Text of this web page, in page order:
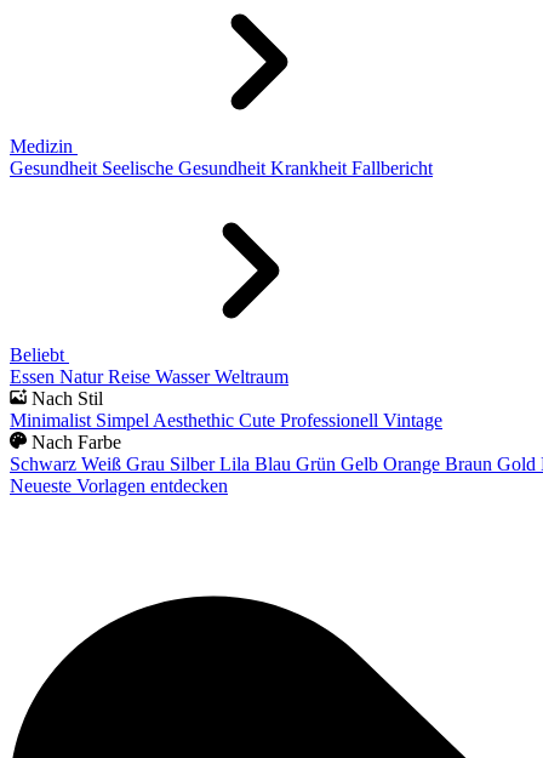
Medizin
Gesundheit Seelische Gesundheit Krankheit Fallbericht
Beliebt
Essen Natur Reise Wasser Weltraum
Nach Stil
Minimalist Simpel Aesthethic Cute Professionell Vintage
Nach Farbe
Schwarz Weiß Grau Silber Lila Blau Grün Gelb Orange Braun Gold
Neueste Vorlagen entdecken